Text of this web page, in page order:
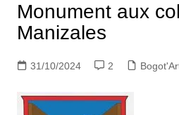
Monument aux
Manizales
31/10/2024 2